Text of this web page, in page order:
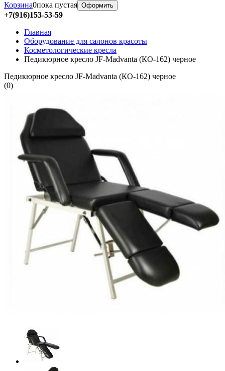
Корзина0пока пустая Оформить
+7(916)153-53-59
Главная
Оборудование для салонов красоты
Косметологические кресла
Педикюрное кресло JF-Madvanta (КО-162) черное
Педикюрное кресло JF-Madvanta (КО-162) черное
(0)